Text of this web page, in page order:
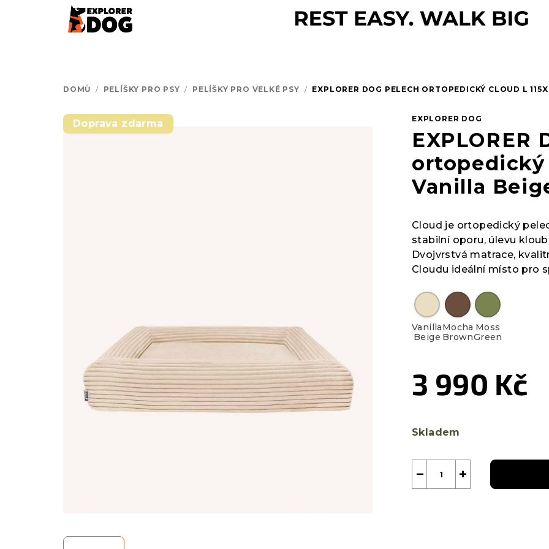
DOMŮ / PELÍŠKY PRO PSY / PELÍŠKY PRO VELKÉ PSY / EXPLORER DOG PELECH ORTOPEDICKÝ CLOUD L
EXPLORER DOG
EXPLORER
ortopedický
Vanilla
Cloud je ortopedický
stabilní oporu, úlevu
Dvojvrstvá matrace,
Cloudu ideální místo pro
Vanilla
Beige
Mocha
Brown
Moss
Green
3 990 Kč
cena:
Skladem
+
−
Doprava zdarma